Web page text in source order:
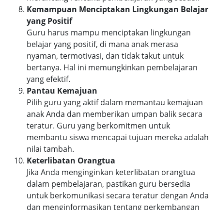
Kemampuan Menciptakan Lingkungan Belajar
yang Positif
Guru harus mampu menciptakan lingkungan
belajar yang positif, di mana anak merasa
nyaman, termotivasi, dan tidak takut untuk
bertanya. Hal ini memungkinkan pembelajaran
yang efektif.
Pantau Kemajuan
Pilih guru yang aktif dalam memantau kemajuan
anak Anda dan memberikan umpan balik secara
teratur. Guru yang berkomitmen untuk
membantu siswa mencapai tujuan mereka adalah
nilai tambah.
Keterlibatan Orangtua
Jika Anda menginginkan keterlibatan orangtua
dalam pembelajaran, pastikan guru bersedia
untuk berkomunikasi secara teratur dengan Anda
dan menginformasikan tentang perkembangan